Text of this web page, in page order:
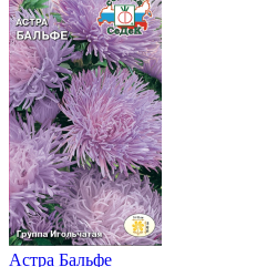
Астра Бальфе